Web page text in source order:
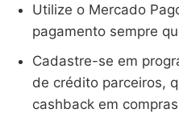
Utilize o Mercado
pagamento sempre
Cadastre-se em
de crédito parceiros,
cashback em